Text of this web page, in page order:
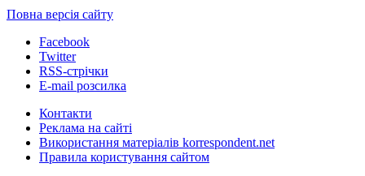
Повна версія сайту
Facebook
Twitter
RSS-стрічки
E-mail розсилка
Контакти
Реклама на сайті
Використання матеріалів korrespondent.net
Правила користування сайтом